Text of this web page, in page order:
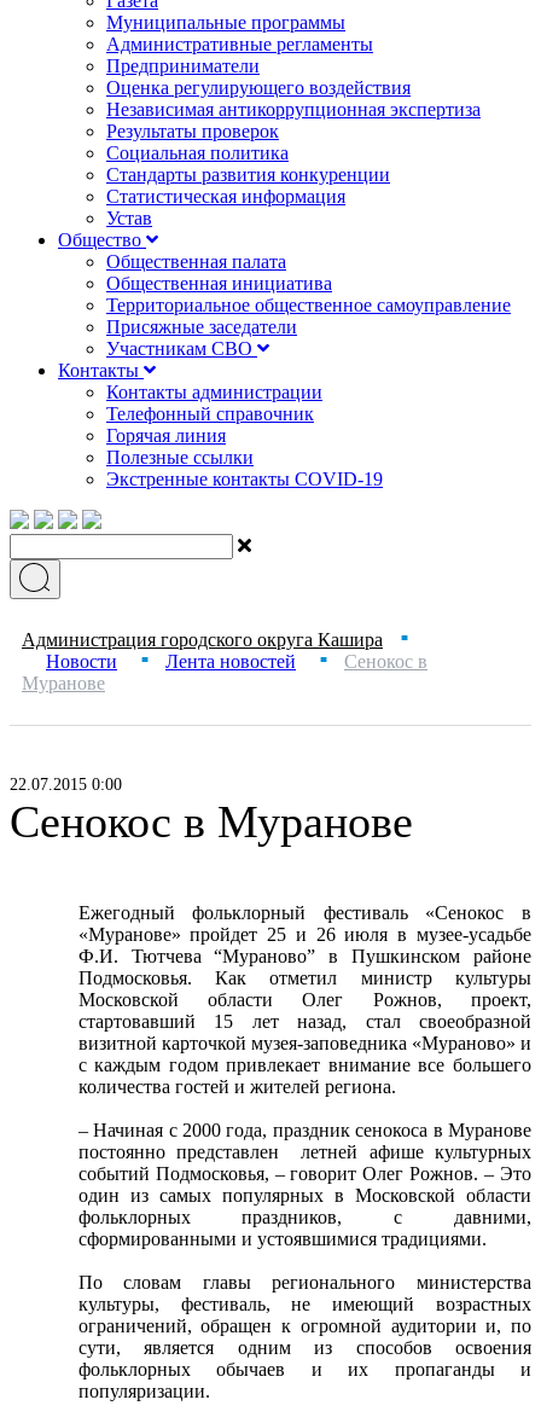
Муниципальные программы
Административные регламенты
Предприниматели
Оценка регулирующего воздействия
Независимая антикоррупционная экспертиза
Результаты проверок
Социальная политика
Стандарты развития конкуренции
Статистическая информация
Устав
Общество
Общественная палата
Общественная инициатива
Территориальное общественное самоуправление
Присяжные заседатели
Участникам СВО
Контакты
Контакты администрации
Телефонный справочник
Горячая линия
Полезные ссылки
Экстренные контакты COVID-19
Администрация городского округа Кашира ■
Новости ■ Лента новостей ■
Сенокос в
Муранове
22.07.2015 0:00
Сенокос в Муранове
Ежегодный фольклорный фестиваль «Сенокос в
«Муранове» пройдет 25 и 26 июля в музее-усадьбе
Ф.И. Тютчева “Мураново” в Пушкинском районе
Подмосковья. Как отметил министр культуры
Московской области Олег Рожнов, проект,
стартовавший 15 лет назад, стал своеобразной
визитной карточкой музея-заповедника «Мураново» и
с каждым годом привлекает внимание все большего
количества гостей и жителей региона.
– Начиная с 2000 года, праздник сенокоса в Муранове
постоянно представлен летней афише культурных
событий Подмосковья, – говорит Олег Рожнов. – Это
один из самых популярных в Московской области
фольклорных праздников, с давними,
сформированными и устоявшимися традициями.
По словам главы регионального министерства
культуры, фестиваль, не имеющий возрастных
ограничений, обращен к огромной аудитории и, по
сути, является одним из способов освоения
фольклорных обычаев и их пропаганды и
популяризации.